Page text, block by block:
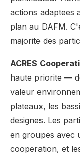
actions adaptees
plan au DAFM.
majorite des
ACRES
haute priorite —
valeur
plateaux, les
designes. Les
en groupes avec
cooperation, et